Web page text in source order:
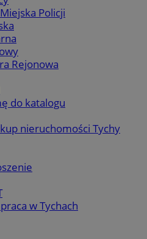
Policji
Rejonowa
do katalogu
nieruchomości Tychy
w Tychach